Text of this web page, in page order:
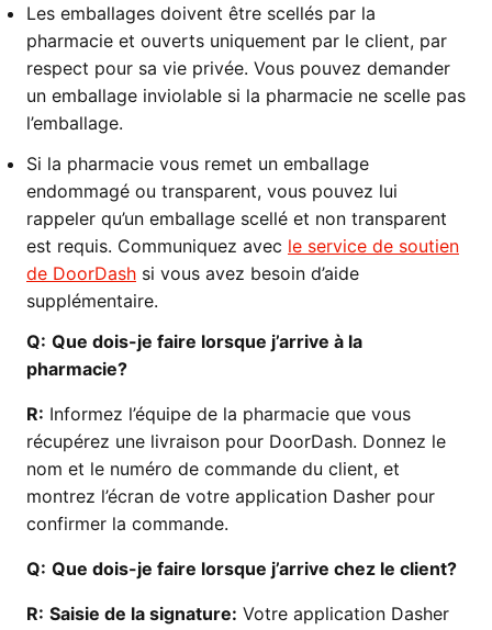
Les emballages doivent être scellés par la
pharmacie et ouverts uniquement par le client, par
respect pour sa vie privée. Vous pouvez demander
un emballage inviolable si la pharmacie ne scelle pas
l’emballage.
Si la pharmacie vous remet un emballage
endommagé ou transparent, vous pouvez lui
rappeler qu’un emballage scellé et non transparent
est requis. Communiquez avec le service de soutien
de DoorDash si vous avez besoin d’aide
supplémentaire.
Q: Que dois-je faire lorsque j’arrive à la
pharmacie?
R: Informez l’équipe de la pharmacie que vous
récupérez une livraison pour DoorDash. Donnez le
nom et le numéro de commande du client, et
montrez l’écran de votre application Dasher pour
confirmer la commande.
Q: Que dois-je faire lorsque j’arrive chez le client?
R: Saisie de la signature: Votre application Dasher